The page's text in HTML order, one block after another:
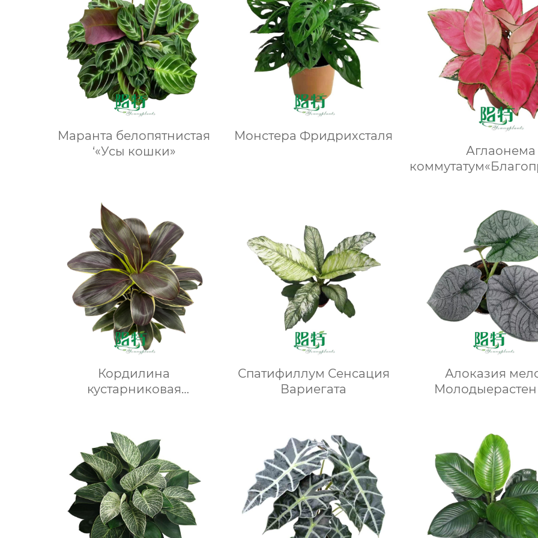
Маранта белопятнистая
‘«Усы кошки»
Монстера Фридрихсталя
Аглаонема
Кордилина
кустарниковая
Спатифиллум Сенсация
Вариегата
Алоказия
поставщик